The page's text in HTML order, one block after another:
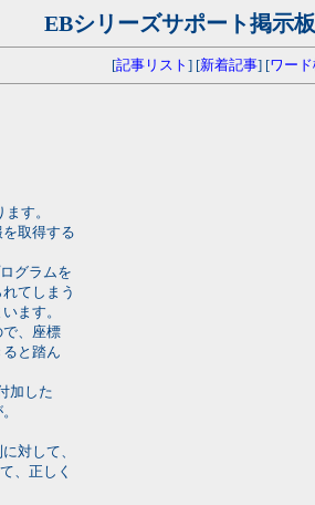
EBシリーズサポート掲示
[記事リスト ] [新着記事] [ワー
す。
取得する
グラムを
てしまう
ます。
、座標
と踏ん
加した
対して、
、正しく